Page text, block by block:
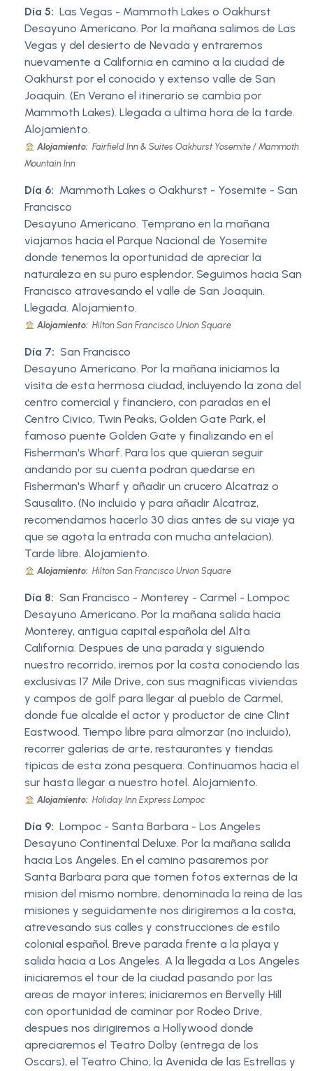
Día 5: Las Vegas - Mammoth Lakes o Oakhurst
Desayuno Americano. Por la mañana salimos de Las
Vegas y del desierto de Nevada y entraremos
nuevamente a California en camino a la ciudad de
Oakhurst por el conocido y extenso valle de San
Joaquin. (En Verano el itinerario se cambia por
Mammoth Lakes). Llegada a ultima hora de la tarde.
Alojamiento.
Alojamiento: Fairfield Inn & Suites Oakhurst Yosemite / Mammoth
Mountain Inn
Día 6: Mammoth Lakes o Oakhurst - Yosemite - San
Francisco
Desayuno Americano. Temprano en la mañana
viajamos hacia el Parque Nacional de Yosemite
donde tenemos la oportunidad de apreciar la
naturaleza en su puro esplendor. Seguimos hacia San
Francisco atravesando el valle de San Joaquin.
Llegada. Alojamiento.
Alojamiento: Hilton San Francisco Union Square
Día 7: San Francisco
Desayuno Americano. Por la mañana iniciamos la
visita de esta hermosa ciudad, incluyendo la zona del
centro comercial y financiero, con paradas en el
Centro Civico, Twin Peaks, Golden Gate Park, el
famoso puente Golden Gate y finalizando en el
Fisherman's Wharf. Para los que quieran seguir
andando por su cuenta podran quedarse en
Fisherman's Wharf y añadir un crucero Alcatraz o
Sausalito. (No incluido y para añadir Alcatraz,
recomendamos hacerlo 30 dias antes de su viaje ya
que se agota la entrada con mucha antelacion).
Tarde libre. Alojamiento.
Alojamiento: Hilton San Francisco Union Square
Día 8: San Francisco - Monterey - Carmel - Lompoc
Desayuno Americano. Por la mañana salida hacia
Monterey, antigua capital española del Alta
California. Despues de una parada y siguiendo
nuestro recorrido, iremos por la costa conociendo las
exclusivas 17 Mile Drive, con sus magnificas viviendas
y campos de golf para llegar al pueblo de Carmel,
donde fue alcalde el actor y productor de cine Clint
Eastwood. Tiempo libre para almorzar (no incluido),
recorrer galerias de arte, restaurantes y tiendas
tipicas de esta zona pesquera. Continuamos hacia el
sur hasta llegar a nuestro hotel. Alojamiento.
Alojamiento: Holiday Inn Express Lompoc
Día 9: Lompoc - Santa Barbara - Los Angeles
Desayuno Continental Deluxe. Por la mañana salida
hacia Los Angeles. En el camino pasaremos por
Santa Barbara para que tomen fotos externas de la
mision del mismo nombre, denominada la reina de las
misiones y seguidamente nos dirigiremos a la costa,
atrevesando sus calles y construcciones de estilo
colonial español. Breve parada frente a la playa y
salida hacia a Los Angeles. A la llegada a Los Angeles
iniciaremos el tour de la ciudad pasando por las
areas de mayor interes; iniciaremos en Bervelly Hill
con oportunidad de caminar por Rodeo Drive,
despues nos dirigiremos a Hollywood donde
apreciaremos el Teatro Dolby (entrega de los
Oscars), el Teatro Chino, la Avenida de las Estrellas y